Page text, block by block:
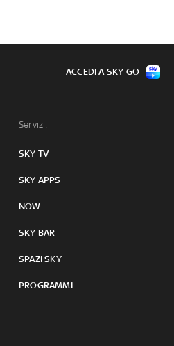
Servizi:
SKY TV
SKY APPS
NOW
SKY BAR
SPAZI SKY
PROGRAMMI
ACCEDI A SKY GO